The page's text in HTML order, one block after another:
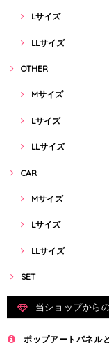
Lサイズ
LLサイズ
OTHER
Mサイズ
Lサイズ
LLサイズ
CAR
Mサイズ
Lサイズ
LLサイズ
SET
当ショップから
ポップアートパネル